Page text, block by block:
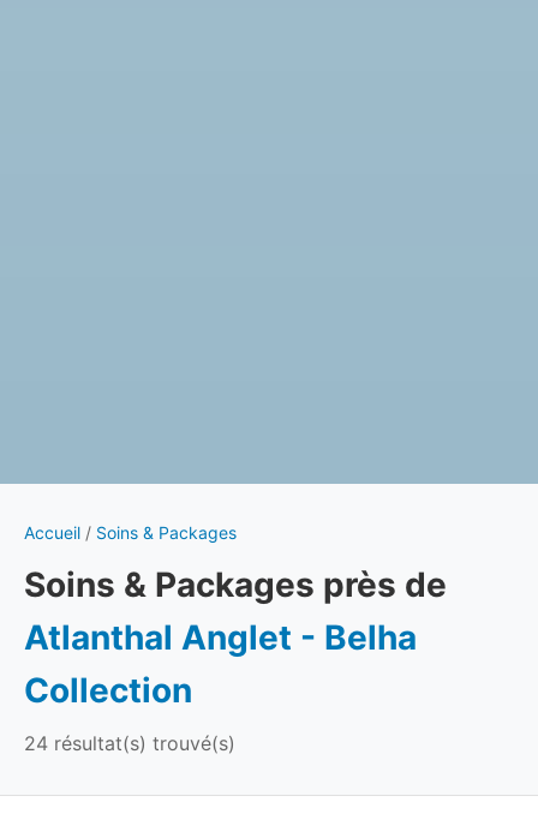
Accueil / Soins & Packages
Soins & Packages près de
Atlanthal Anglet - Belha
Collection
24 résultat(s) trouvé(s)